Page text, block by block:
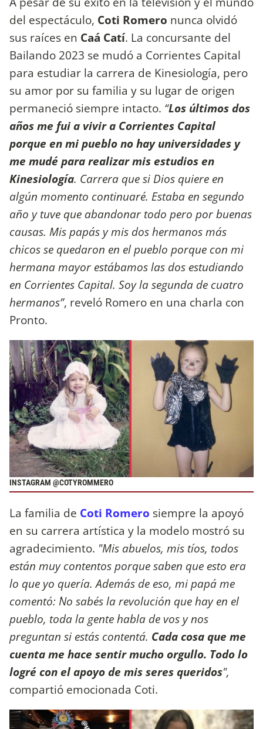
del espectáculo, Coti Romero nunca olvidó
sus raíces en Caá Catí. La concursante del
Bailando 2023 se mudó a Corrientes Capital
para estudiar la carrera de Kinesiología, pero
su amor por su familia y su lugar de origen
permaneció siempre intacto. “Los últimos dos
años me fui a vivir a Corrientes Capital
porque en mi pueblo no hay universidades y
me mudé para realizar mis estudios en
Kinesiología. Carrera que si Dios quiere en
algún momento continuaré. Estaba en segundo
año y tuve que abandonar todo pero por buenas
causas. Mis papás y mis dos hermanos más
chicos se quedaron en el pueblo porque con mi
hermana mayor estábamos las dos estudiando
en Corrientes Capital. Soy la segunda de cuatro
hermanos”, reveló Romero en una charla con
Pronto.
INSTAGRAM @COTYROMMERO
La familia de Coti Romero siempre la apoyó
en su carrera artística y la modelo mostró su
agradecimiento. "Mis abuelos, mis tíos, todos
están muy contentos porque saben que esto era
lo que yo quería. Además de eso, mi papá me
comentó: ´No sabés la revolución que hay en el
pueblo, toda la gente habla de vos y nos
preguntan si estás contenta´. Cada cosa que me
cuenta me hace sentir mucho orgullo. Todo lo
logré con el apoyo de mis seres queridos",
compartió emocionada Coti.